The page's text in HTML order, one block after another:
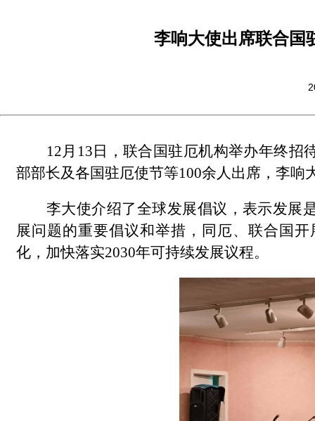
李响大使出席联合国
12月13日，联合国驻厄机构举办年终招
部部长及各国驻厄使节等100余人出席，李响
李大使介绍了全球发展倡议，表示发展
展问题的重要倡议和举措，同厄、联合国
化，加快落实2030年可持续发展议程。